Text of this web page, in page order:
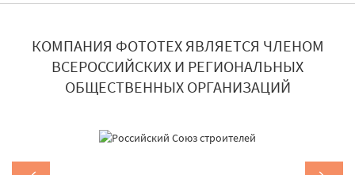
КОМПАНИЯ ФОТОТЕХ ЯВЛЯЕТСЯ ЧЛЕНОМ
ВСЕРОССИЙСКИХ И РЕГИОНАЛЬНЫХ
ОБЩЕСТВЕННЫХ ОРГАНИЗАЦИЙ